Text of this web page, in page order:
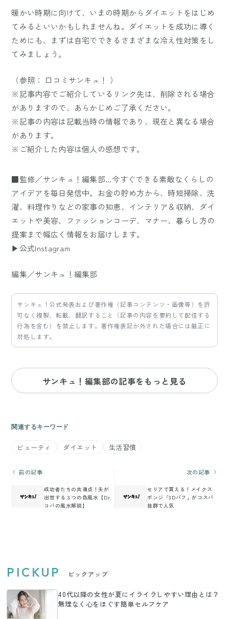
暖かい時期に向けて、いまの時期からダイエットをはじめ
てみるといいかもしれませんね。ダイエットを成功に導く
ためにも、まずは自宅でできるさまざまな冷え性対策をし
てみましょう。
（参照： 口コミサンキュ！ ）
※記事内容でご紹介しているリンク先は、削除される場合
がありますので、あらかじめご了承ください。
※記事の内容は記載当時の情報であり、現在と異なる場合
があります。
※ご紹介した内容は個人の感想です。
■監修／サンキュ！編集部…今すぐできる素敵なくらしの
アイデアを毎日発信中。お金の貯め方から、時短掃除、洗
濯、料理作りなどの家事の知恵、インテリア＆収納、ダイ
エットや美容、ファッションコーデ、マナー、暮らし方の
提案まで幅広く情報をお届けします。
▶公式Instagram
編集／サンキュ！編集部
サンキュ！公式発表および著作権（記事コンテンツ・画像等）を許
可なく複製、転載、翻訳すること（記事の内容を要約して配信する
行為を含む）を禁止します。著作権表記が外された場合には厳正に
対処します。
サンキュ！編集部の記事をもっと見る
関連するキーワード
ビューティ ダイエット 生活習慣
前の記事
成功者たちの共通点！夫が
出世する３つの色風水【Dr.
コパの風水解説】
次の記事
セリアで買える！メイクス
ポンジ「3Dパフ」がコスパ
抜群で人気
PICKUP ピックアップ
40代以降の女性が夏にイライラしやすい理由とは？
無理なく心をほぐす簡単セルフケア